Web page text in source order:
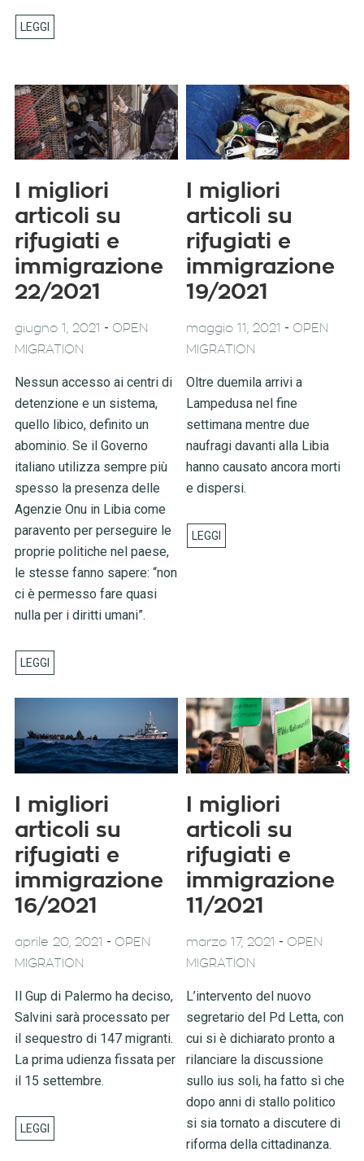
I migliori
articoli su
rifugiati e
immigrazione
22/2021
giugno 1, 2021 - OPEN
MIGRATION
Nessun accesso ai centri di
detenzione e un sistema,
quello libico, definito un
abominio. Se il Governo
italiano utilizza sempre più
spesso la presenza delle
Agenzie Onu in Libia come
paravento per perseguire le
proprie politiche nel paese,
le stesse fanno sapere: “non
ci è permesso fare quasi
nulla per i diritti umani”.
I migliori
articoli su
rifugiati e
immigrazione
19/2021
maggio 11, 2021 - OPEN
MIGRATION
Oltre duemila arrivi a
Lampedusa nel fine
settimana mentre due
naufragi davanti alla Libia
hanno causato ancora morti
e dispersi.
I migliori
articoli su
rifugiati e
immigrazione
16/2021
aprile 20, 2021 - OPEN
MIGRATION
Il Gup di Palermo ha deciso,
Salvini sarà processato per
il sequestro di 147 migranti.
La prima udienza fissata per
il 15 settembre.
I migliori
articoli su
rifugiati e
immigrazione
11/2021
marzo 17, 2021 - OPEN
MIGRATION
L’intervento del nuovo
segretario del Pd Letta, con
cui si è dichiarato pronto a
rilanciare la discussione
sullo ius soli, ha fatto sì che
dopo anni di stallo politico
si sia tornato a discutere di
riforma della cittadinanza.